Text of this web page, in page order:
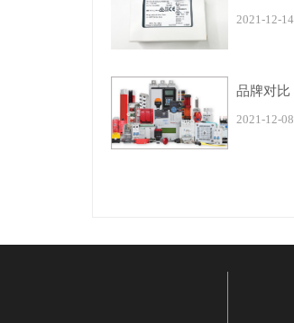
2021-12-14
2021-12-08